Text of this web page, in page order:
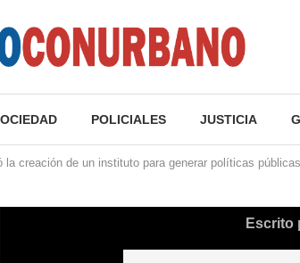
POLICIALES JUSTICIA
la creación de un instituto para generar políticas públicas
Escrito